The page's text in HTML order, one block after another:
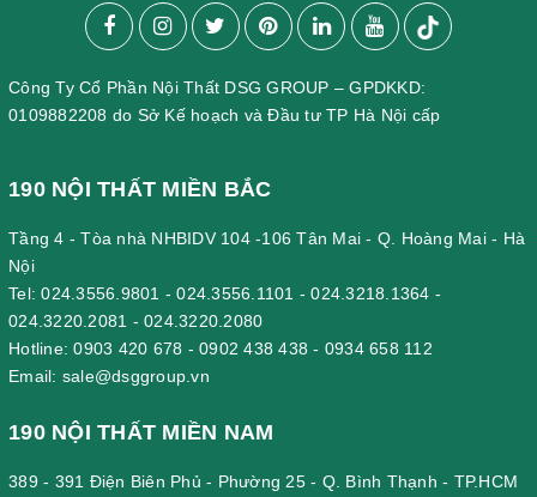
Công Ty Cổ Phần Nội Thất DSG GROUP – GPDKKD:
0109882208 do Sở Kế hoạch và Đầu tư TP Hà Nội cấp
190 NỘI THẤT MIỀN BẮC
Tầng 4 - Tòa nhà NHBIDV 104 -106 Tân Mai - Q. Hoàng Mai - Hà
Nội
Tel:024.3556.9801 -024.3556.1101 -024.3218.1364 -
024.3220.2081 - 024.3220.2080
Hotline:0903 420 678 - 0902 438 438 - 0934 658 112
Email: sale@dsggroup.vn
190 NỘI THẤT MIỀN NAM
389 - 391 Điện Biên Phủ - Phường 25 - Q. Bình Thạnh - TP.HCM